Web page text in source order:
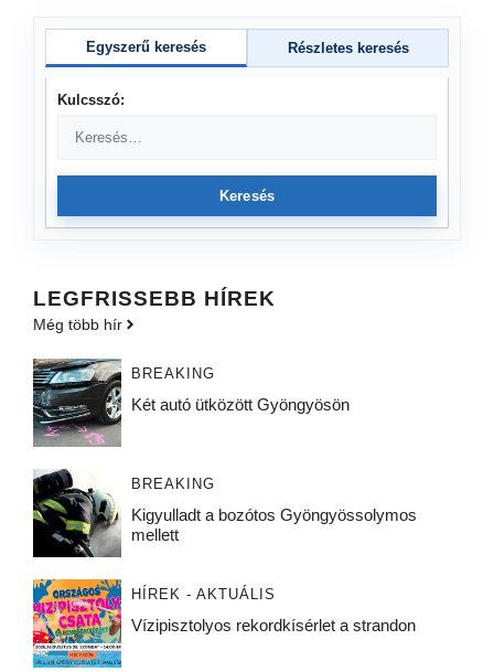
Egyszerű keresés Részletes keresés
Kulcsszó:
Keresés
LEGFRISSEBB HÍREK
Még több hír
BREAKING
Két autó ütközött Gyöngyösön
BREAKING
Kigyulladt a bozótos Gyöngyössolymos
mellett
HÍREK - AKTUÁLIS
Vízipisztolyos rekordkísérlet a strandon